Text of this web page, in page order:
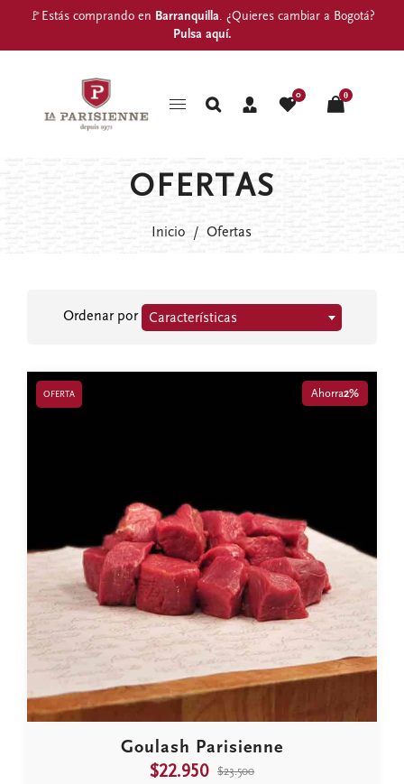
🚩Estás comprando en Barranquilla. ¿Quieres cambiar a Bogotá?
Pulsa aquí.
0 0
OFERTAS
Inicio / Ofertas
Ordenar por Características
OFERTA Ahorra2%
Goulash Parisienne
$22.950 $23.500